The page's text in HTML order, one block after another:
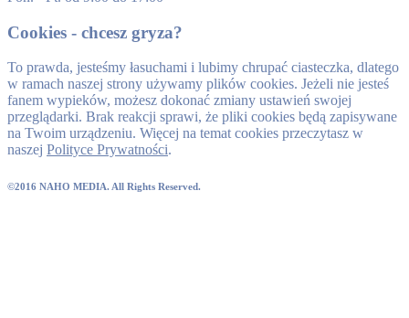
Cookies - chcesz gryza?
To prawda, jesteśmy łasuchami i lubimy chrupać ciasteczka, dlatego
w ramach naszej strony używamy plików cookies. Jeżeli nie jesteś
fanem wypieków, możesz dokonać zmiany ustawień swojej
przeglądarki. Brak reakcji sprawi, że pliki cookies będą zapisywane
na Twoim urządzeniu. Więcej na temat cookies przeczytasz w
naszej Polityce Prywatności.
©2016 NAHO MEDIA. All Rights Reserved.